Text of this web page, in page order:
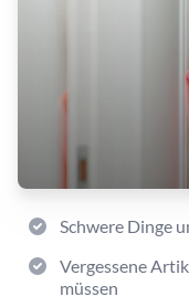
Schwere Dinge
Vergessene
müssen